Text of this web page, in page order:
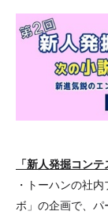
「新人発掘コン
・トーハンの社
ボ」の企画で、